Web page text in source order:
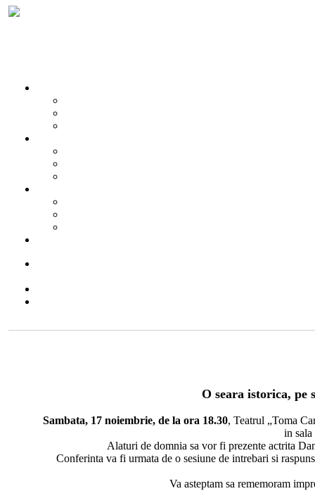
O seara istorica, pe
Sambata, 17 noiembrie, de la ora 18.30, Teatrul „Toma
in
Alaturi de domnia sa vor fi prezente actrita
Conferinta va fi urmata de o sesiune de intrebari si
Va asteptam sa rememoram